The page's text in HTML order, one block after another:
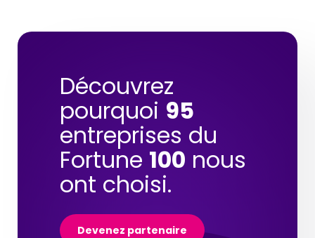
Découvrez
pourquoi 95
entreprises du
Fortune 100 nous
ont choisi.
Devenez partenaire